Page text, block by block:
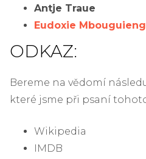
Antje Traue
Eudoxie Mbouguieng
ODKAZ:
Bereme na vědomí
které jsme při psaní
Wikipedia
IMDB